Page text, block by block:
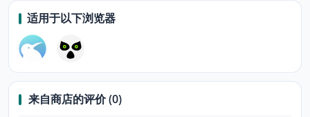
适用于以下浏览器
来自商店的评价 (0)